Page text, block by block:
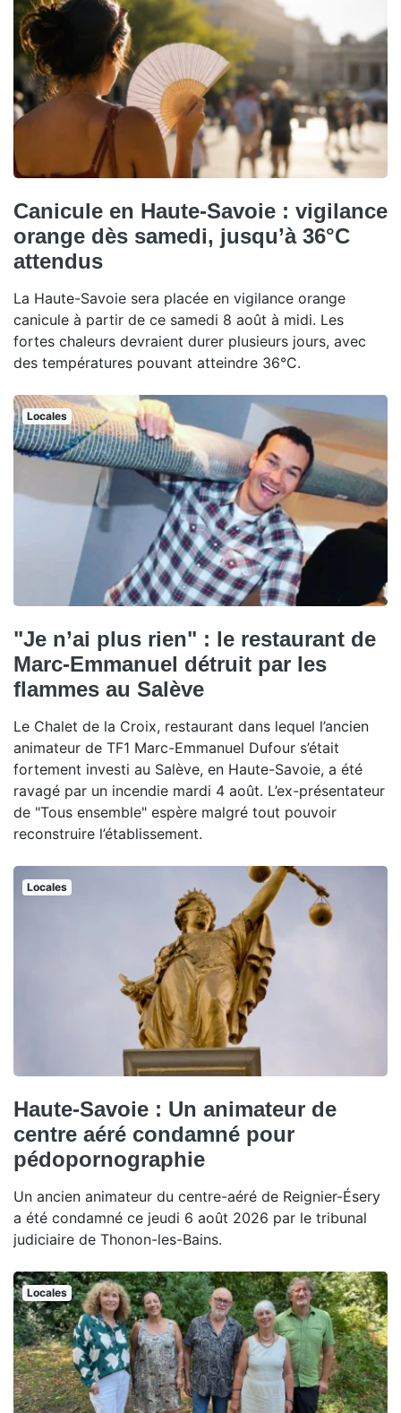
Canicule en Haute-Savoie : vigilance
orange dès samedi, jusqu’à 36°C
attendus
La Haute-Savoie sera placée en vigilance orange
canicule à partir de ce samedi 8 août à midi. Les
fortes chaleurs devraient durer plusieurs jours, avec
des températures pouvant atteindre 36°C.
Locales
"Je n’ai plus rien" : le restaurant de
Marc-Emmanuel détruit par les
flammes au Salève
Le Chalet de la Croix, restaurant dans lequel l’ancien
animateur de TF1 Marc-Emmanuel Dufour s’était
fortement investi au Salève, en Haute-Savoie, a été
ravagé par un incendie mardi 4 août. L’ex-présentateur
de "Tous ensemble" espère malgré tout pouvoir
reconstruire l’établissement.
Locales
Haute-Savoie : Un animateur de
centre aéré condamné pour
pédopornographie
Un ancien animateur du centre-aéré de Reignier-Ésery
a été condamné ce jeudi 6 août 2026 par le tribunal
judiciaire de Thonon-les-Bains.
Locales